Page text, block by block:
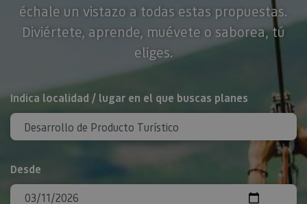
échale un vistazo a todas estas propuestas.
Diviértete, aprende, muévete o saborea, tú
eliges.
BUSCAR
Indica localidad / lugar en el que buscas planes
Desde